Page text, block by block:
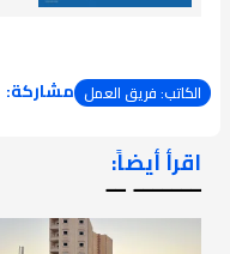
الكاتب: فريق العمل مشاركة:
اقرأ أيضاً:
ـــــــ ــ